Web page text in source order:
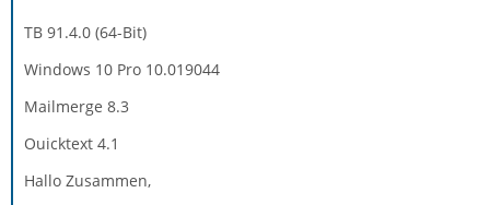
TB 91.4.0 (64-Bit)
Windows 10 Pro 10.019044
Mailmerge 8.3
Ouicktext 4.1
Hallo Zusammen,